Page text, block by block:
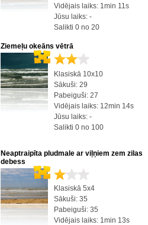
Vidējais laiks: 1min 11s
Jūsu laiks: -
Salikti 0 no 20
Ziemeļu okeāns vētrā
Klasiskā 10x10
Sākuši: 29
Pabeiguši: 27
Vidējais laiks: 12min 14s
Jūsu laiks: -
Salikti 0 no 100
Neaptraipīta pludmale ar viļņiem zem zilas
debess
Klasiskā 5x4
Sākuši: 35
Pabeiguši: 35
Vidējais laiks: 1min 13s